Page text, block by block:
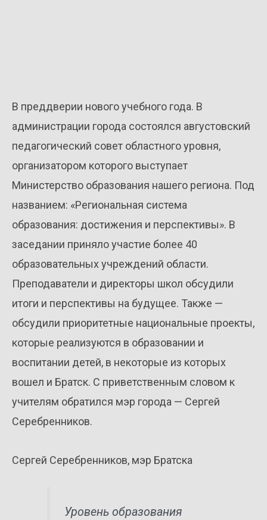
В преддверии нового учебного года. В
администрации города состоялся августовский
педагогический совет областного уровня,
организатором которого выступает
Министерство образования нашего региона. Под
названием: «Региональная система
образования: достижения и перспективы». В
заседании приняло участие более 40
образовательных учреждений области.
Преподаватели и директоры школ обсудили
итоги и перспективы на будущее. Также —
обсудили приоритетные национальные проекты,
которые реализуются в образовании и
воспитании детей, в некоторые из которых
вошел и Братск. С приветственным словом к
учителям обратился мэр города — Сергей
Серебренников.
Сергей Серебренников, мэр Братска
Уровень образования